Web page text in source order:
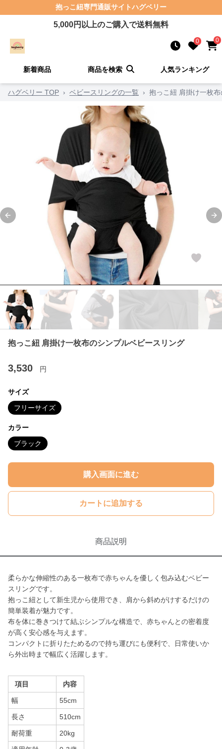
抱っこ紐専門通販サイトハグベリー
5,000円以上のご購入で送料無料
0 0
新着商品 商品を検索 人気ランキング
ハグベリー TOP › ベビースリングの一覧 › 抱っこ紐 肩掛け一枚
Previous slide
抱っこ紐 肩掛け一枚布のシンプルベビースリング
3,530 円
サイズ
フリーサイズ
カラー
ブラック
購入画面に進む
カートに追加する
商品説明
柔らかな伸縮性のある一枚布で赤ちゃんを優しく包み込むベビー
スリングです。
抱っこ紐として新生児から使用でき、肩から斜めがけするだけの
簡単装着が魅力です。
布を体に巻きつけて結ぶシンプルな構造で、赤ちゃんとの密着度
が高く安心感を与えます。
コンパクトに折りたためるので持ち運びにも便利で、日常使いか
ら外出時まで幅広く活躍します。
項目 内容
幅 55cm
長さ 510cm
耐荷重 20kg